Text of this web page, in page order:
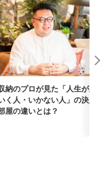
納のプロが見た「人生が上
く人・いかない人」の決定
屋の違いとは？